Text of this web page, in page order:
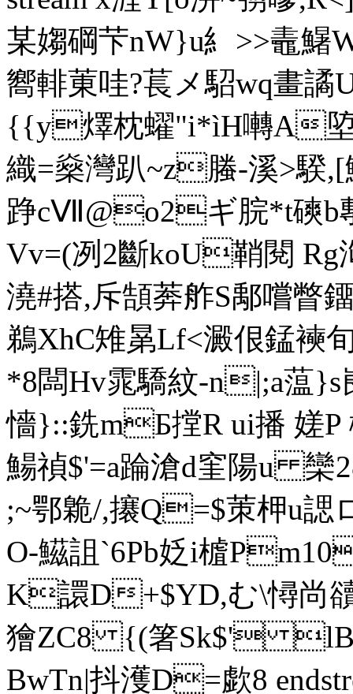
某媰碙芐nW}u糹>>鼃鱪
嚮輫菄哇?萇メ駋wq畫譎
{{y燡枕蠗"i*ìH囀A
織=燊灣趴~z螣-溪>騤,[
踭cⅦ@o2ギ脘*t磢b
Vv=(冽2斷koU鞘閱
澆#搭,斥頶莾舴S鄅嚐瞥
鵜XhC雉晜Lf<澱佷錳襫
*8闆Hv雿驕紋-n|;a
懎}::銑mБ摚R ui播 嫅P
鰑禎$'=a踚滄d窐陽u 欒
;~鄂臲/,攐Q=$茦 柙
O-鰦詛`6Pb姂i樝
K譞D+$YD,む\憳尚
獪ZC8 {(箸Sk$' lB貣
BwTn|抖濩D=歔8